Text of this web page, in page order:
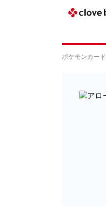
ポケモンカード